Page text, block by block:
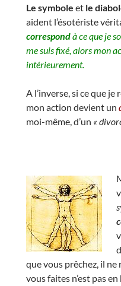
Le symbole et le
aident l’ésotériste
correspondà ce que je
me suis fixé, alors mon
intérieurement.
A l’inverse, si ce que je
mon action devient un
moi-même, d’un «
que vous prêchez, il ne
vous faites n’est pas